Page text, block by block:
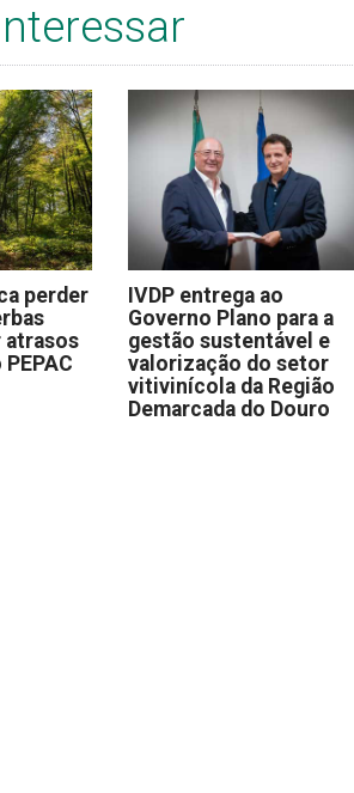
perder
atrasos
IVDP entrega ao
Governo Plano para a
gestão sustentável e
valorização do setor
vitivinícola da Região
Demarcada do Douro